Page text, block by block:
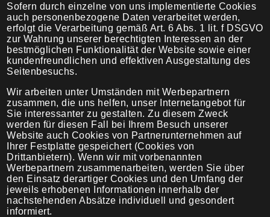
Sofern durch einzelne von uns implementierte Cookies
auch personenbezogene Daten verarbeitet werden,
erfolgt die Verarbeitung gemäß Art. 6 Abs. 1 lit. f DSGVO
zur Wahrung unserer berechtigten Interessen an der
bestmöglichen Funktionalität der Website sowie einer
kundenfreundlichen und effektiven Ausgestaltung des
Seitenbesuchs.
Wir arbeiten unter Umständen mit Werbepartnern
zusammen, die uns helfen, unser Internetangebot für
Sie interessanter zu gestalten. Zu diesem Zweck
werden für diesen Fall bei Ihrem Besuch unserer
Website auch Cookies von Partnerunternehmen auf
Ihrer Festplatte gespeichert (Cookies von
Drittanbietern). Wenn wir mit vorbenannten
Werbepartnern zusammenarbeiten, werden Sie über
den Einsatz derartiger Cookies und den Umfang der
jeweils erhobenen Informationen innerhalb der
nachstehenden Absätze individuell und gesondert
informiert.